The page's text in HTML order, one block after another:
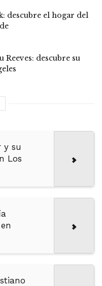
descubre el hogar del
Reeves: descubre su
y su
Los